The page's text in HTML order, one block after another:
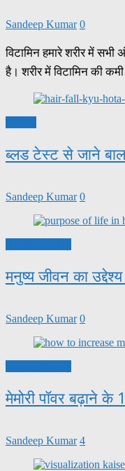
Sandeep Kumar 0
विटामिन हमारे शरीर में
है। शरीर में विटामिन की कमी
ब्लड टेस्ट से जाने
Sandeep Kumar 0
मनुष्य जीवन का
Sandeep Kumar 0
मेमोरी पॉवर बढ़ाने के
Sandeep Kumar 4